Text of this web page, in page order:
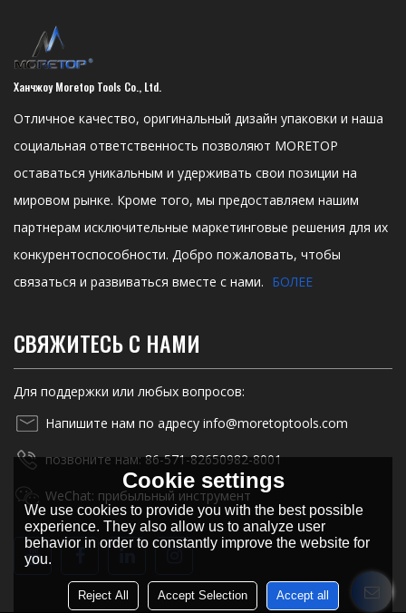
Ханчжоу Moretop Tools Co., Ltd.
Отличное качество, оригинальный дизайн упаковки и наша
социальная ответственность позволяют MORETOP
оставаться уникальным и удерживать свои позиции на
мировом рынке. Кроме того, мы предоставляем нашим
партнерам исключительные маркетинговые решения для их
конкурентоспособности. Добро пожаловать, чтобы
связаться и развиваться вместе с нами. БОЛЕЕ
СВЯЖИТЕСЬ С НАМИ
Для поддержки или любых вопросов:
Напишите нам по адресу info@moretoptools.com
позвоните нам: 86-571-82650982-8001
WeChat: прибыльный инструмент
Cookie settings
We use cookies to provide you with the best possible
experience. They also allow us to analyze user
behavior in order to constantly improve the website for
you.
Reject All Accept Selection Accept all